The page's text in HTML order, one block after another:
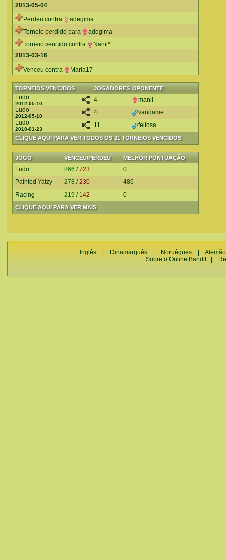
2013-05-04
Perdeu contra
adegima
Torneio perdido para
adegima
Torneio vencido contra
Nanii*
2013-03-16
Venceu contra
Maria17
TORNEIOS VENCIDOS JOGADORES OPONENTE
CLIQUE AQUI PARA VER TODOS OS 21 TORNEIOS VENCIDOS
Ludo
2012-05-10
4
manii
Ludo
2012-05-10
4
vandame
Ludo
2010-01-23
11 feitosa
JOGO VENCEU/PERDEU MELHOR PONTUAÇÃO
CLIQUE AQUI PARA VER MAIS
Ludo 866 /723
0
Painted Yatzy
278 /230
486
Racing
219 / 142 0
Inglês Dinamarquês Noruêgues
Alemão
Sobre o Online Bandit|